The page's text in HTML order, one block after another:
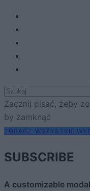
Zacznij pisać, żeby
by zamknąć
ZOBACZ WSZYSTKIE
SUBSCRIBE
A customizable